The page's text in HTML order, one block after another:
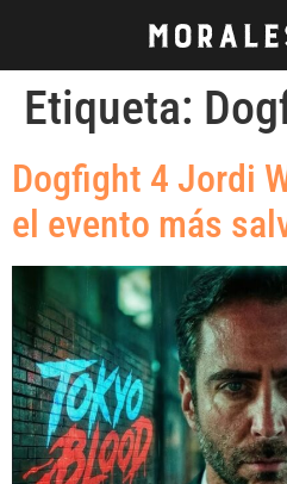
Etiqueta:
Dogfight 4 Jordi
el evento más